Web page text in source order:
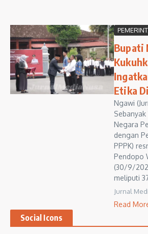
Bupati
Etika
Ngawi
Sebanyak
Negara
dengan
PPPK)
Pendopo
(30/9/
meliputi
Jurnal
Read
Social Icons